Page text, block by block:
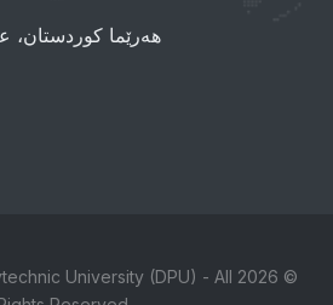
هەرێما کوردستان،
University (DPU) - All